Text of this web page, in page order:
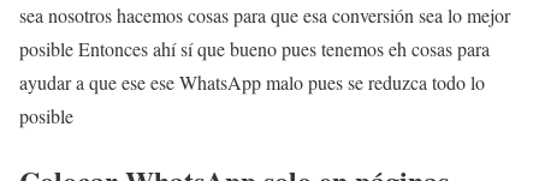
sea nosotros hacemos cosas para que esa conversión sea lo mejor
posible Entonces ahí sí que bueno pues tenemos eh cosas para
ayudar a que ese ese WhatsApp malo pues se reduzca todo lo
posible